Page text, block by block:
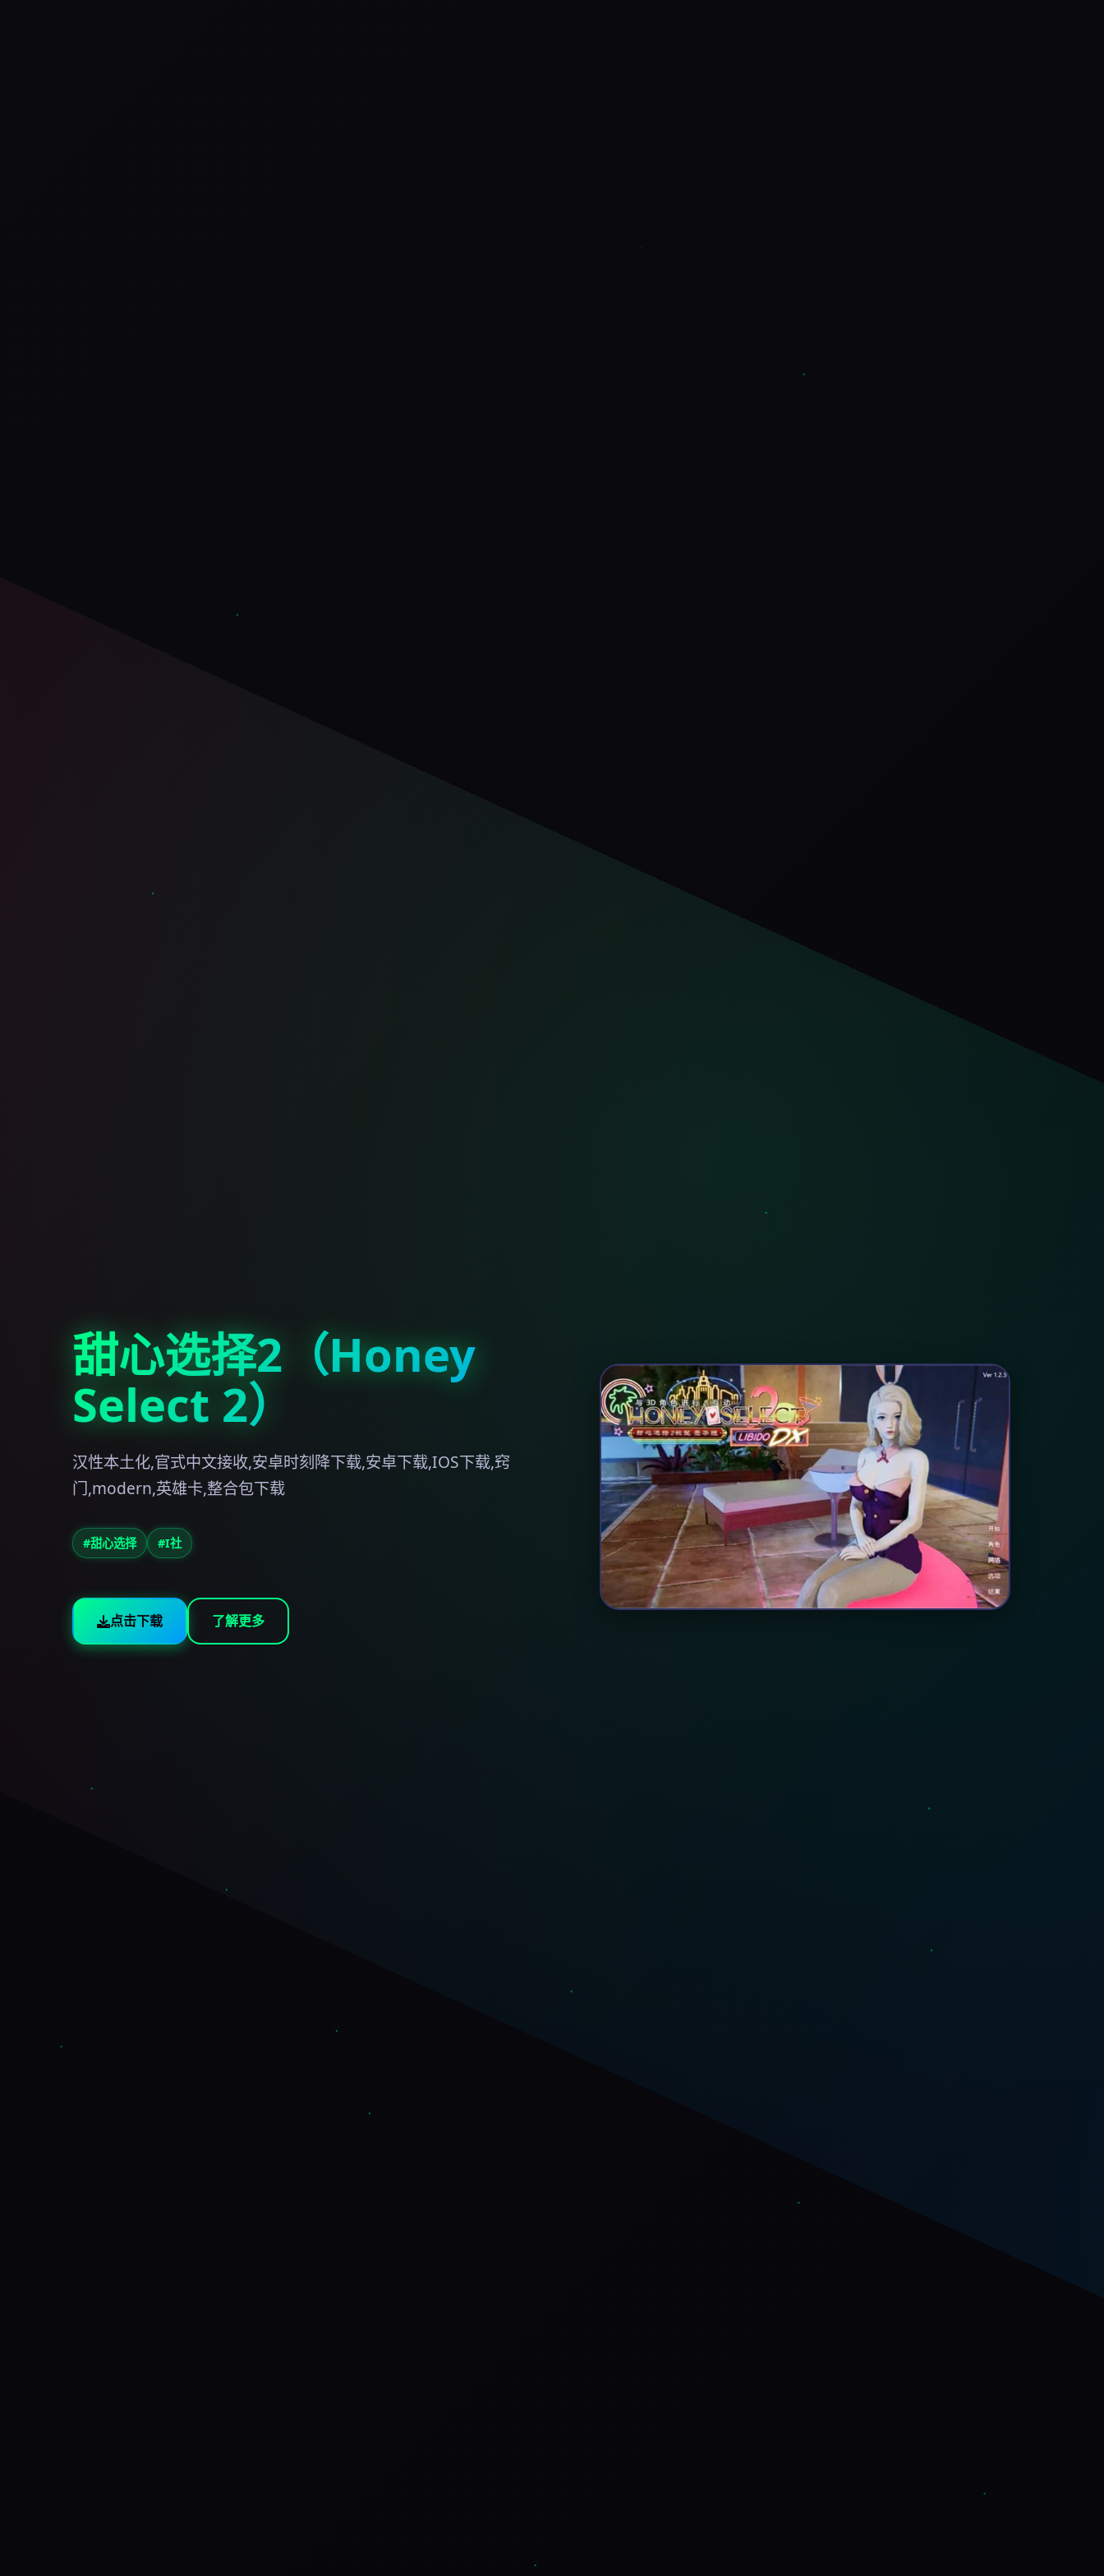
甜心选择2（Honey
Select 2）
汉性本土化,官式中文接收,安卓时刻降下载,安卓下载,IOS下载,窍
门,modern,英雄卡,整合包下载
#甜心选择 #I社
点击下载 了解更多